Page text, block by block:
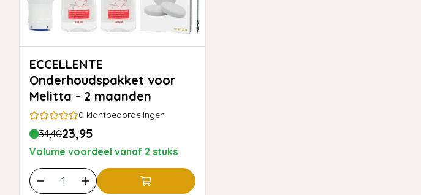
ECCELLENTE
Onderhoudspakket voor
Melitta - 2 maanden
0 klantbeoordelingen
34,4023,95
Volume voordeel vanaf 2 stuks